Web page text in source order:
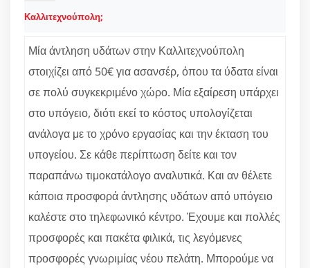
Καλλιτεχνούπολη;
Μία άντληση υδάτων στην Καλλιτεχνούπολη
στοιχίζει από 50€ για ασανσέρ, όπου τα ύδατα είναι
σε πολύ συγκεκριμένο χώρο. Μία εξαίρεση υπάρχει
στο υπόγειο, διότι εκεί το κόστος υπολογίζεται
ανάλογα με το χρόνο εργασίας και την έκταση του
υπογείου. Σε κάθε περίπτωση δείτε και τον
παραπάνω τιμοκατάλογο αναλυτικά. Και αν θέλετε
κάποια προσφορά άντλησης υδάτων από υπόγειο
καλέστε στο τηλεφωνικό κέντρο. Έχουμε και πολλές
προσφορές και πακέτα φιλικά, τις λεγόμενες
προσφορές γνωριμίας νέου πελάτη. Μπορούμε να